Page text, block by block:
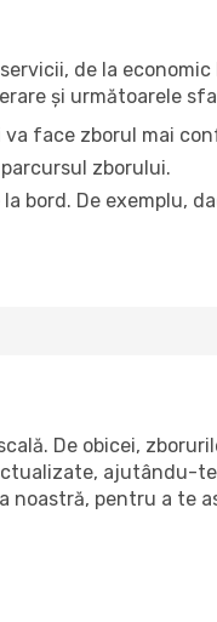
de la economic
și următoarele
face zborul mai
zborului.
bord. De exemplu,
De obicei,
ajutându-
noastră, pentru a te